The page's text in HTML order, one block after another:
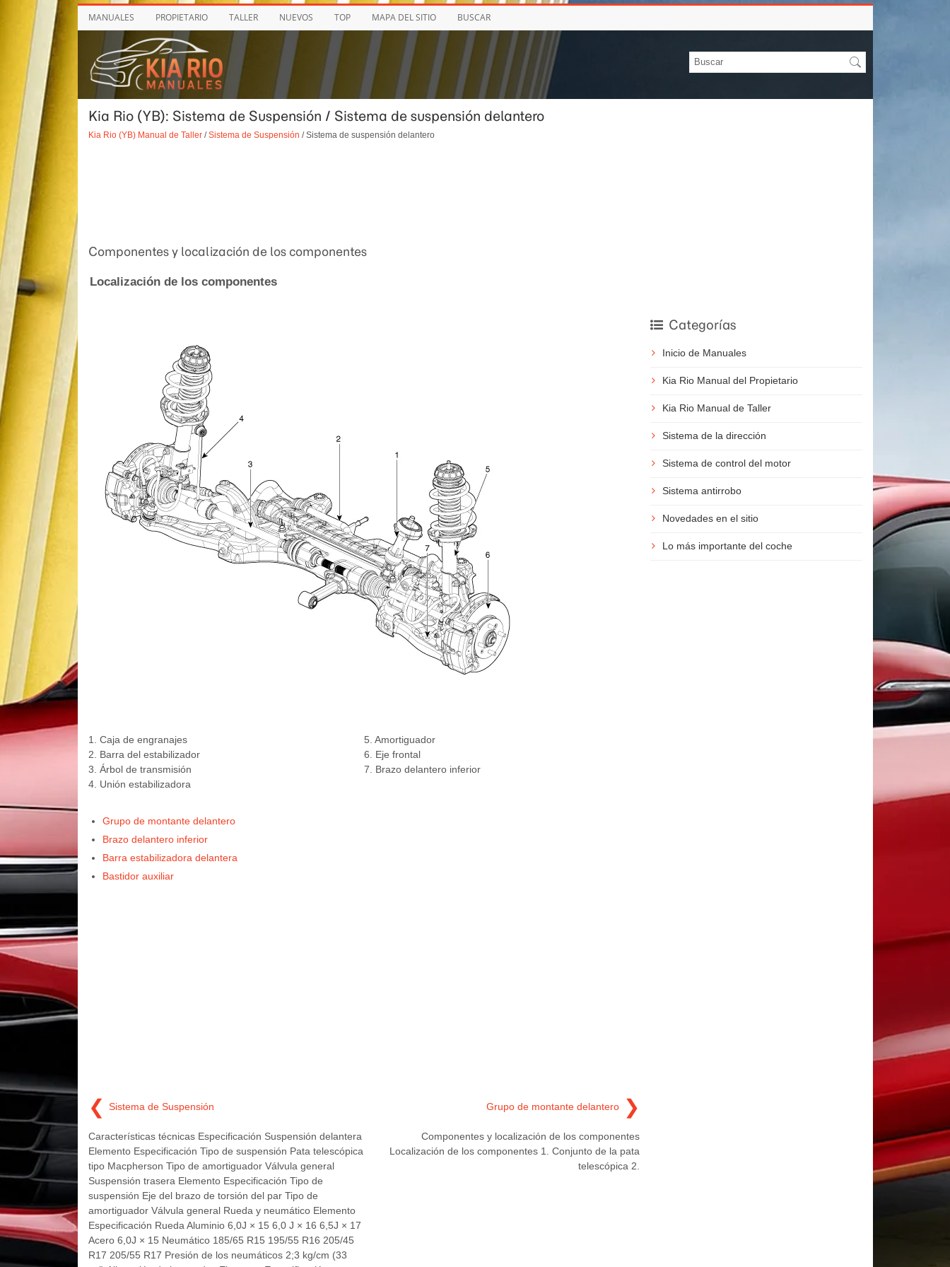
MANUALES PROPIETARIO TALLER NUEVOS TOP MAPA DEL SITIO BUSCAR
Kia Rio (YB): Sistema de Suspensión / Sistema de suspensión delantero
Kia Rio (YB) Manual de Taller/Sistema de Suspensión / Sistema de suspensión delantero
Componentes y localización de los componentes
Localización de los componentes
1. Caja de engranajes
2. Barra del estabilizador
3. Árbol de transmisión
4. Unión estabilizadora
5. Amortiguador
6. Eje frontal
7. Brazo delantero inferior
Grupo de montante delantero
Brazo delantero inferior
Barra estabilizadora delantera
Bastidor auxiliar
❮ Sistema de Suspensión
Características técnicas Especificación Suspensión delantera
Elemento Especificación Tipo de suspensión Pata telescópica
tipo Macpherson Tipo de amortiguador Válvula general
Suspensión trasera Elemento Especificación Tipo de
suspensión Eje del brazo de torsión del par Tipo de
amortiguador Válvula general Rueda y neumático Elemento
Especificación Rueda Aluminio 6,0J × 15 6,0 J × 16 6,5J × 17
Acero 6,0J × 15 Neumático 185/65 R15 195/55 R16 205/45
R17 205/55 R17 Presión de los neumáticos 2;3 kg/cm (33
Grupo de montante delantero ❯
Componentes y localización de los componentes
Localización de los componentes 1. Conjunto de la pata
telescópica 2.
Categorías
Inicio de Manuales
Kia Rio Manual del Propietario
Kia Rio Manual de Taller
Sistema de la dirección
Sistema de control del motor
Sistema antirrobo
Novedades en el sitio
Lo más importante del coche